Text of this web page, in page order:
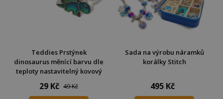
Teddies Prstýnek
dinosaurus měnící barvu dle
teploty nastavitelný kovový
29 Kč 49 Kč
Sada na výrobu náramků
korálky Stitch
495 Kč